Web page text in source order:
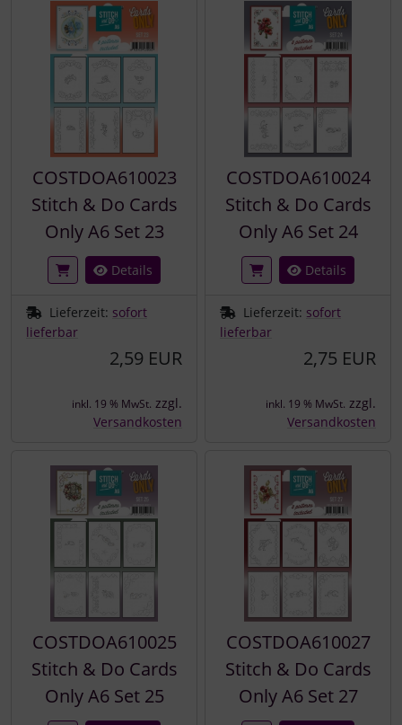
COSTDOA610023
Stitch & Do Cards
Only A6 Set 23
Details
Lieferzeit: sofort
lieferbar
2,59 EUR
inkl. 19 % MwSt. zzgl.
Versandkosten
COSTDOA610024
Stitch & Do Cards
Only A6 Set 24
Details
Lieferzeit: sofort
lieferbar
2,75 EUR
inkl. 19 % MwSt. zzgl.
Versandkosten
COSTDOA610025
Stitch & Do Cards
Only A6 Set 25
COSTDOA610027
Stitch & Do Cards
Only A6 Set 27